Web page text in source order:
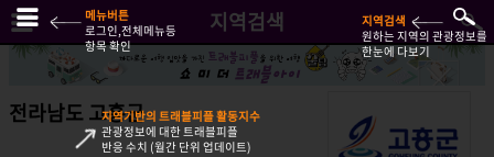
지역검색
전라남도 고흥군
메뉴버튼
로그인,전체메뉴등
항목 확인
지역검색
원하는 지역의 관광정보를
한눈에 다보기
지역기반의 트래블피플 활동지수
관광정보에 대한 트래블피플
반응 수치 (월간 단위 업데이트)